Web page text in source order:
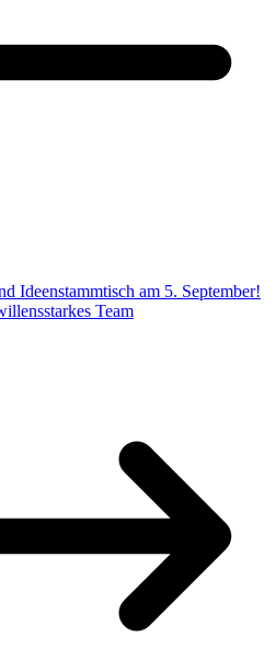
Ideenstammtisch am 5. September!
Team